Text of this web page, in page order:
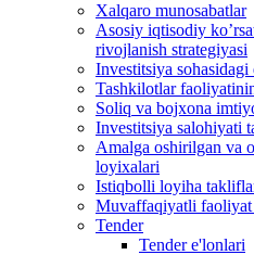
Xalqaro munosabatlar
Аsosiy iqtisodiy
rivojlanish strategiyasi
Investitsiya
Tashkilotlar
Soliq va bojxona
Investitsiya salohiyati
Аmalga oshirilgan va
loyixalari
Istiqbolli loyiha
Muvaffaqiyatli
Tender
Tender e'lonlari